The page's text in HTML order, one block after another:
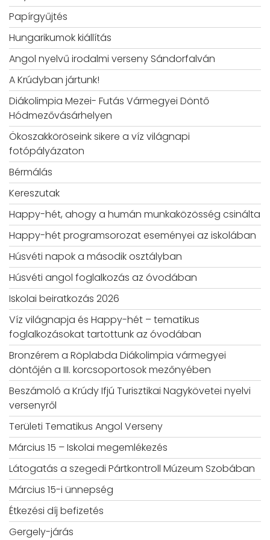
Papírgyűjtés
Hungarikumok kiállítás
Angol nyelvű irodalmi verseny Sándorfalván
A Krúdyban jártunk!
Diákolimpia Mezei- Futás Vármegyei Döntő
Hódmezővásárhelyen
Ökoszakköröseink sikere a víz világnapi
fotópályázaton
Bérmálás
Kereszutak
Happy-hét, ahogy a humán munkaközösség csinálta
Happy-hét programsorozat eseményei az iskolában
Húsvéti napok a második osztályban
Húsvéti angol foglalkozás az óvodában
Iskolai beiratkozás 2026
Víz világnapja és Happy-hét – tematikus
foglalkozásokat tartottunk az óvodában
Bronzérem a Röplabda Diákolimpia vármegyei
döntőjén a III. korcsoportosok mezőnyében
Beszámoló a Krúdy Ifjú Turisztikai Nagykövetei nyelvi
versenyről
Területi Tematikus Angol Verseny
Március 15 – Iskolai megemlékezés
Látogatás a szegedi Pártkontroll Múzeum Szobában
Március 15-i ünnepség
Étkezési díj befizetés
Gergely-járás